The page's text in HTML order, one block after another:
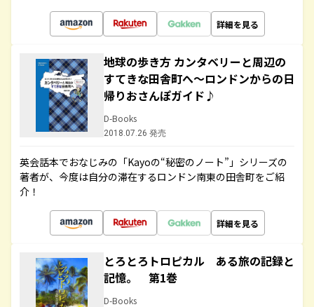
詳細を見る
地球の歩き方 カンタベリーと周辺の
すてきな田舎町へ～ロンドンからの日
帰りおさんぽガイド♪
D-Books
2018.07.26 発売
英会話本でおなじみの「Kayoの“秘密のノート”」シリーズの
著者が、今度は自分の滞在するロンドン南東の田舎町をご紹
介！
詳細を見る
とろとろトロピカル ある旅の記録と
記憶。 第1巻
D-Books